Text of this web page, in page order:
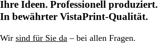
Ihre Ideen. Professionell produziert.
In bewährter VistaPrint-Qualität.
Wir sind für Sie da – bei allen Fragen.